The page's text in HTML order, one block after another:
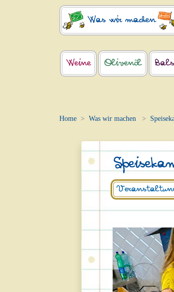
Was wir machen
Weine Olivenöl
Home Was wir machen